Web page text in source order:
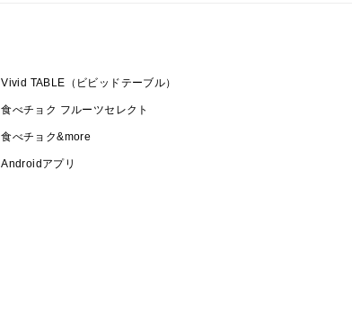
Vivid TABLE（ビビッドテーブル）
食べチョク フルーツセレクト
食べチョク&more
Androidアプリ